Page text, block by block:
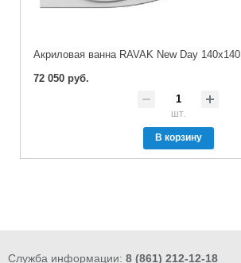
Акриловая ванна RAVAK New Day 140x140
72 050 руб.
шт.
В корзину
Служба информации: 8 (861) 212-12-18